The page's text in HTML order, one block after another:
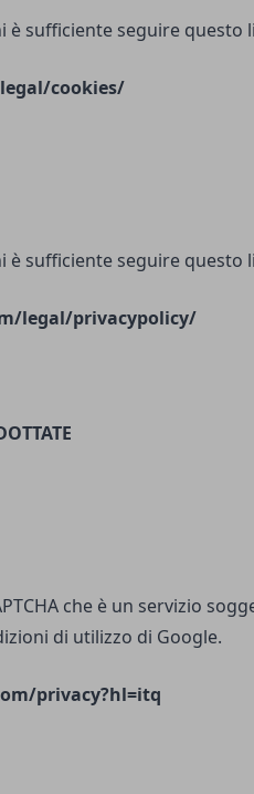
sufficiente seguire questo
cookies/
sufficiente seguire questo
legal/privacypolicy/
che è un servizio
di utilizzo di Google.
privacy?hl=itq